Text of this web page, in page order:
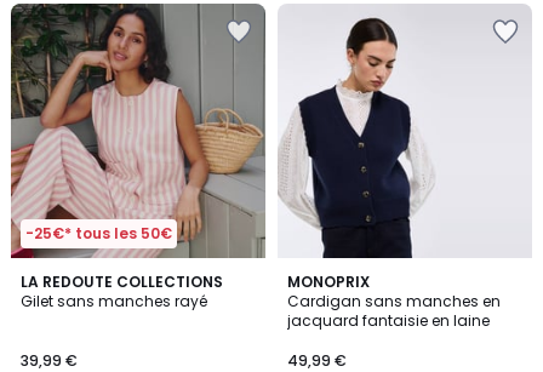
-25€* tous les 50€
LA REDOUTE COLLECTIONS
Gilet sans manches rayé
39,99 €
4
/
MONOPRIX
Cardigan sans manches en
jacquard fantaisie en laine
49,99 €